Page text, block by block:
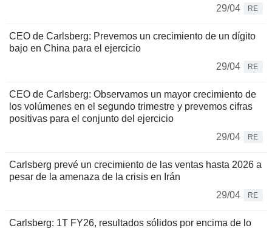
29/04 RE
CEO de Carlsberg: Prevemos un crecimiento de un dígito
bajo en China para el ejercicio
29/04
RE
CEO de Carlsberg: Observamos un mayor crecimiento de
los volúmenes en el segundo trimestre y prevemos cifras
positivas para el conjunto del ejercicio
29/04
RE
Carlsberg prevé un crecimiento de las ventas hasta 2026 a
pesar de la amenaza de la crisis en Irán
29/04
RE
Carlsberg: 1T FY26, resultados sólidos por encima de lo